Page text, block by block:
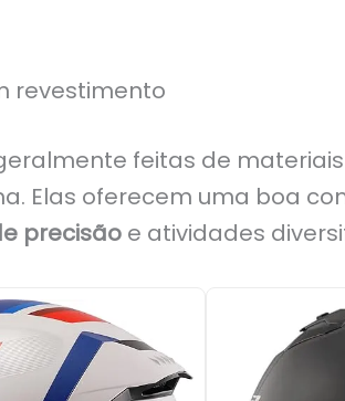
revestimento
feitas de
Elas oferecem uma boa
precisão e atividades